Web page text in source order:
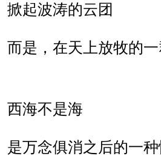
掀起波涛的云团
而是，在天上放牧的
西海不是海
是万念俱消之后的一